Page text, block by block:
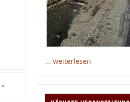
»
... weiterlesen